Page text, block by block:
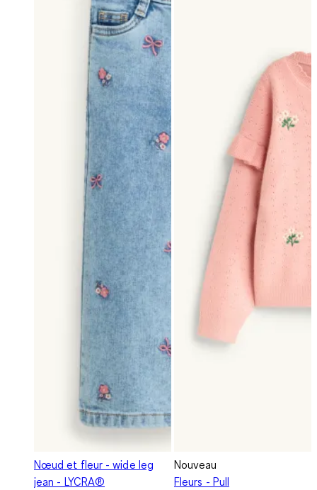
Nœud et fleur - wide leg
jean - LYCRA®
Nouveau
Fleurs - Pull